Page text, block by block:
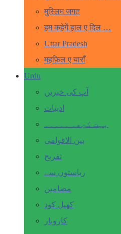
मुस्लिम जगत
हम कहेगें हाल ए दिल …
Uttar Pradesh
महफ़िल ए याराँ
Urdu
آپ کی خبریں
ادبیات
بہت کچھ۔ ۔۔۔۔۔
بین الاقوامی
تفریح
ریاستوں سے
مضامین
کھیل کود
کاروبار